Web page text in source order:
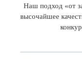
Наш подход «от
высочайшее